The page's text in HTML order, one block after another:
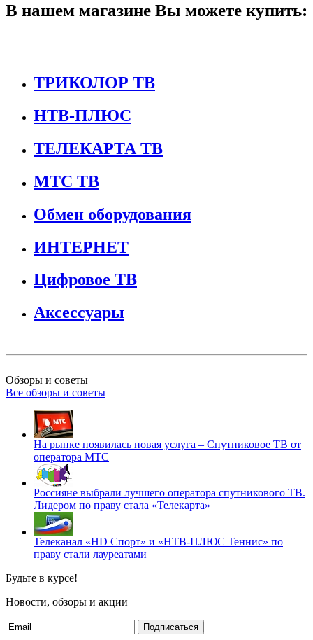
В нашем магазине Вы можете купить:
ТРИКОЛОР ТВ
НТВ-ПЛЮС
ТЕЛЕКАРТА ТВ
МТС ТВ
Обмен оборудования
ИНТЕРНЕТ
Цифровое ТВ
Аксессуары
Обзоры и советы
Все обзоры и советы
На рынке появилась новая услуга – Спутниковое ТВ от
оператора МТС
Россияне выбрали лучшего оператора спутникового ТВ.
Лидером по праву стала «Телекарта»
Телеканал «HD Спорт» и «НТВ-ПЛЮС Теннис» по
праву стали лауреатами
Будьте в курсе!
Новости, обзоры и акции
Подписаться